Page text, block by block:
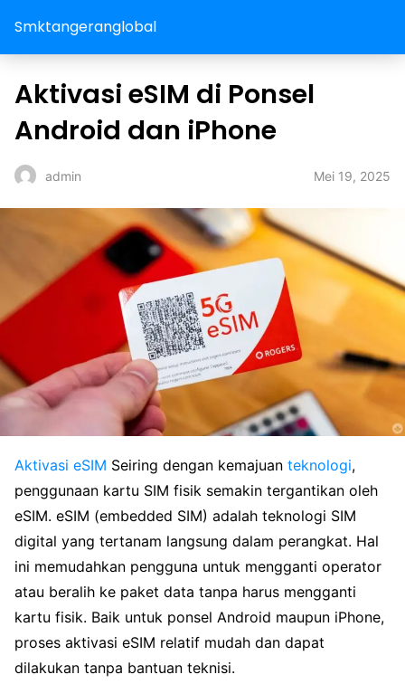
Smktangeranglobal
Aktivasi eSIM di Ponsel
Android dan iPhone
admin Mei 19, 2025
Aktivasi eSIM Seiring dengan kemajuan teknologi,
penggunaan kartu SIM fisik semakin tergantikan oleh
eSIM. eSIM (embedded SIM) adalah teknologi SIM
digital yang tertanam langsung dalam perangkat. Hal
ini memudahkan pengguna untuk mengganti operator
atau beralih ke paket data tanpa harus mengganti
kartu fisik. Baik untuk ponsel Android maupun iPhone,
proses aktivasi eSIM relatif mudah dan dapat
dilakukan tanpa bantuan teknisi.